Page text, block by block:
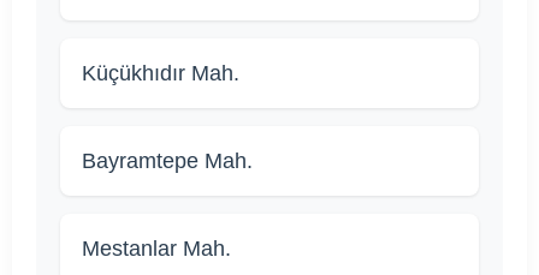
Küçükhıdır Mah.
Bayramtepe Mah.
Mestanlar Mah.